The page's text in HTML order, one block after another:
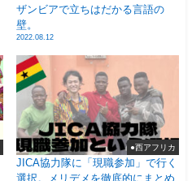
ザンビアで立ちはだかる言語の
壁。
2022.08.12
●西アフリカ
JICA協力隊に「現職参加」で行く
選択。メリデメを徹底的にまとめ